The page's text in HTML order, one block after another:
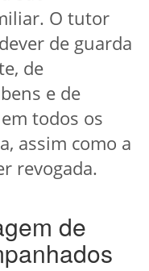
O tutor
de guarda
de
e de
todos os
assim como a
revogada.
de